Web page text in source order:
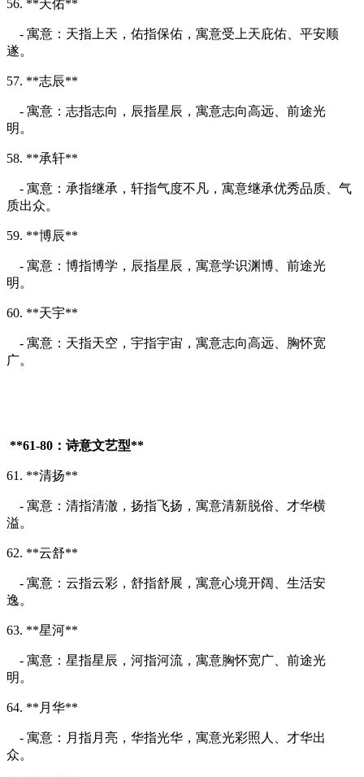
56. **天佑**
- 寓意：天指上天，佑指保佑，寓意受上天庇佑、平安顺
遂。
57. **志辰**
- 寓意：志指志向，辰指星辰，寓意志向高远、前途光
明。
58. **承轩**
- 寓意：承指继承，轩指气度不凡，寓意继承优秀品质、气
质出众。
59. **博辰**
- 寓意：博指博学，辰指星辰，寓意学识渊博、前途光
明。
60. **天宇**
- 寓意：天指天空，宇指宇宙，寓意志向高远、胸怀宽
广。
**61-80：诗意文艺型**
61. **清扬**
- 寓意：清指清澈，扬指飞扬，寓意清新脱俗、才华横
溢。
62. **云舒**
- 寓意：云指云彩，舒指舒展，寓意心境开阔、生活安
逸。
63. **星河**
- 寓意：星指星辰，河指河流，寓意胸怀宽广、前途光
明。
64. **月华**
- 寓意：月指月亮，华指光华，寓意光彩照人、才华出
众。